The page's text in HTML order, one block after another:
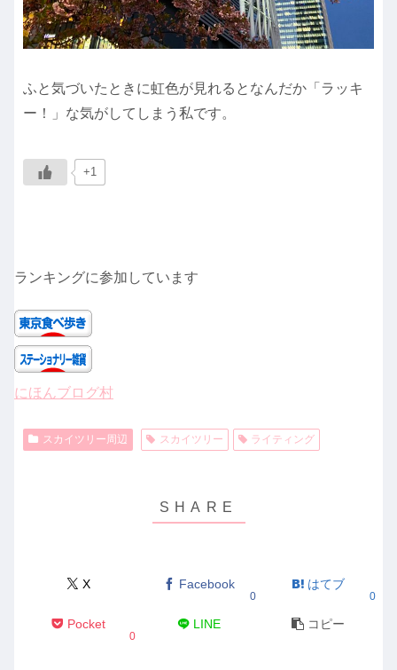
ふと気づいたときに虹色が見れるとなんだか「ラッキ
ー！」な気がしてしまう私です。
+1
ランキングに参加しています
にほんブログ村
スカイツリー周辺 スカイツリー ライティング
X Facebook
0
はてブ
0
Pocket
0
LINE コピー